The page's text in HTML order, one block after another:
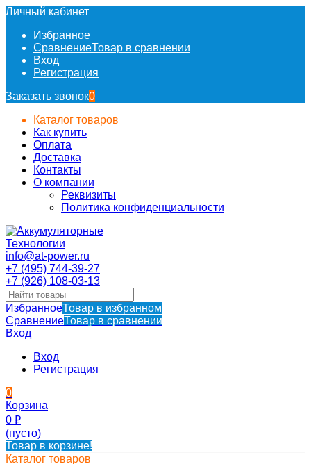
Личный кабинет
Избранное
СравнениеТовар в сравнении
Вход
Регистрация
Заказать звонок0
Каталог товаров
Как купить
Оплата
Доставка
Контакты
О компании
Реквизиты
Политика конфиденциальности
info@at-power.ru
+7 (495) 744-39-27
+7 (926) 108-03-13
ИзбранноеТовар в избранном
СравнениеТовар в сравнении
Вход
Вход
Регистрация
0
Корзина
0 ₽
(пусто)
Товар в корзине!
Каталог товаров